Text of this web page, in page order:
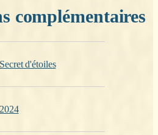
complémentaires
Secret d'étoiles
2024